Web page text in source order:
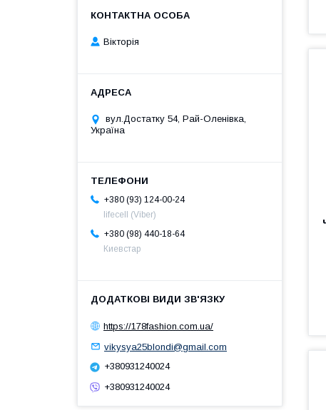
Вікторія
вул.Достатку 54, Рай-Оленівка,
Україна
+380 (93) 124-00-24
lifecell (Viber)
+380 (98) 440-18-64
Киевстар
https://178fashion.com.ua/
vikysya25blondi@gmail.com
+380931240024
+380931240024